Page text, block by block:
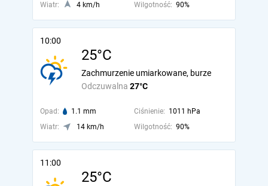
Wiatr:
4 km/h Wilgotność: 90%
10:00
25°C
Odczuwalna 27°C
Zachmurzenie umiarkowane, burze
Opad: 1.1 mm Ciśnienie: 1011 hPa
Wiatr:
14 km/h Wilgotność: 90%
11:00
25°C